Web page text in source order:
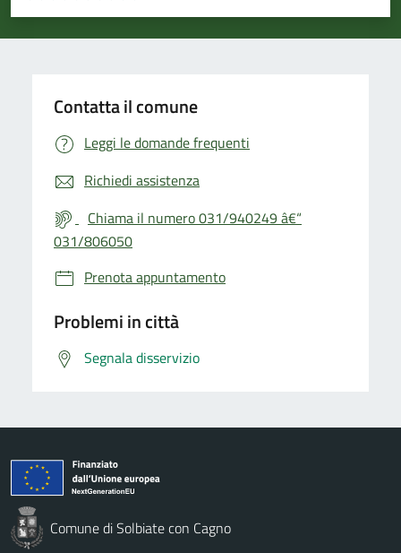
Valuta 5 stelle su 5
Valuta 4 stelle su 5
Valuta 3 stelle su 5
Valuta 2 stelle su 5
Valuta 1 stelle su 5
Contatta il comune
Leggi le domande frequenti
Richiedi assistenza
Chiama il numero 031/940249 â€“
031/806050
Prenota appuntamento
Problemi in città
Segnala disservizio
Comune di Solbiate con Cagno